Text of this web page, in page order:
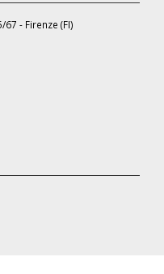
67 - Firenze (FI)